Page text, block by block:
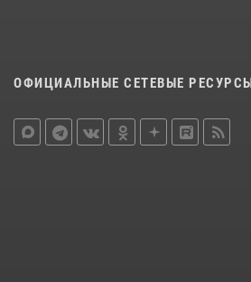
ОФИЦИАЛЬНЫЕ СЕТЕВЫЕ РЕСУРСЫ